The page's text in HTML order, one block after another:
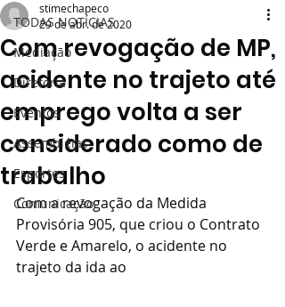
TODAS NOTÍCIAS
Mediação
Diretoria
Eventos
Assembléias
Esportes
Comunicação
Com revogação de MP,
acidente no trajeto até
emprego volta a ser
considerado como de
trabalho
stimechapeco
29 de abr. de 2020
Com a revogação da Medida
Provisória 905, que criou o Contrato
Verde e Amarelo, o acidente no
trajeto da ida ao